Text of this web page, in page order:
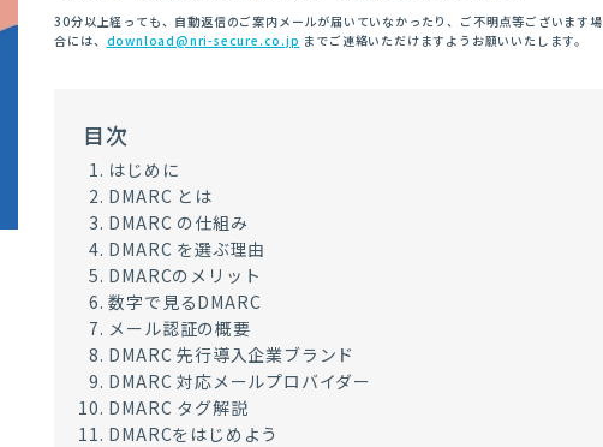
30分以上経っても、自動返信のご案内メールが届いていなかったり、ご不明点等ございます場
合には、 download@nri-secure.co.jp までご連絡いただけますようお願いいたします。
目次
はじめに
DMARC とは
DMARC の仕組み
DMARC を選ぶ理由
DMARCのメリット
数字で見るDMARC
メール認証の概要
DMARC 先行導入企業ブランド
DMARC 対応メールプロバイダー
DMARC タグ解説
DMARCをはじめよう